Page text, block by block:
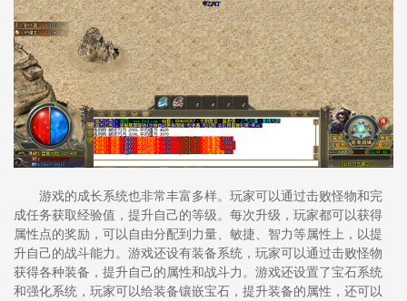
游戏的成长系统也非常丰富多样。玩家可以通过击败怪物和完
成任务获取经验值，提升自己的等级。每次升级，玩家都可以获得
属性点的奖励，可以自由分配到力量、敏捷、智力等属性上，以提
升自己的战斗能力。游戏还设有装备系统，玩家可以通过击败怪物
获得各种装备，提升自己的属性和战斗力。游戏还设置了宝石系统
和强化系统，玩家可以给装备镶嵌宝石，提升装备的属性，还可以